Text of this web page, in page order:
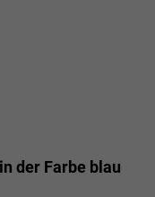
der Farbe blau